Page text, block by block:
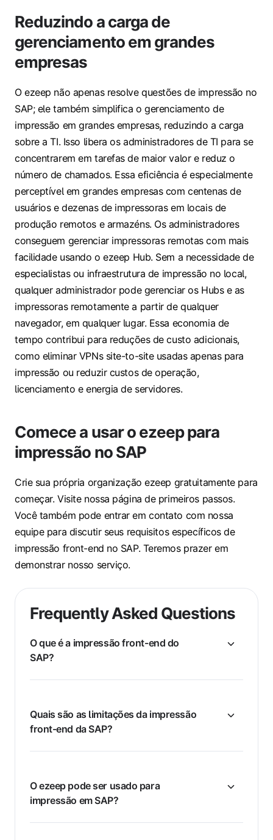
Reduzindo a carga de
gerenciamento em grandes
empresas
O ezeep não apenas resolve questões de impressão no
SAP; ele também simplifica o gerenciamento de
impressão em grandes empresas, reduzindo a carga
sobre a TI. Isso libera os administradores de TI para se
concentrarem em tarefas de maior valor e reduz o
número de chamados. Essa eficiência é especialmente
perceptível em grandes empresas com centenas de
usuários e dezenas de impressoras em locais de
produção remotos e armazéns. Os administradores
conseguem gerenciar impressoras remotas com mais
facilidade usando o ezeep Hub. Sem a necessidade de
especialistas ou infraestrutura de impressão no local,
qualquer administrador pode gerenciar os Hubs e as
impressoras remotamente a partir de qualquer
navegador, em qualquer lugar. Essa economia de
tempo contribui para reduções de custo adicionais,
como eliminar VPNs site-to-site usadas apenas para
impressão ou reduzir custos de operação,
licenciamento e energia de servidores.
Comece a usar o ezeep para
impressão no SAP
Crie sua própria organização ezeep gratuitamente para
começar. Visite nossa página de primeiros passos.
Você também pode entrar em contato com nossa
equipe para discutir seus requisitos específicos de
impressão front-end no SAP. Teremos prazer em
demonstrar nosso serviço.
Frequently Asked Questions
O que é a impressão front-end do
SAP?
Quais são as limitações da impressão
front-end da SAP?
O ezeep pode ser usado para
impressão em SAP?